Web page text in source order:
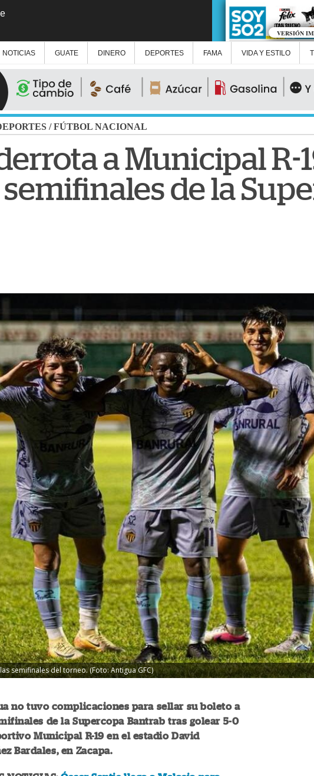
VERSIÓN
NOTICIAS GUATE DINERO DEPORTES FAMA VIDA Y ESTILO
/FÚTBOL NACIONAL
a Municipal R-
de la
semifinales del torneo. (Foto: Antigua GFC)
no tuvo complicaciones para sellar su boleto a
de la Supercopa Bantrab tras golear 5-0
Municipal R-19 en el estadio David
Bardales, en Zacapa.